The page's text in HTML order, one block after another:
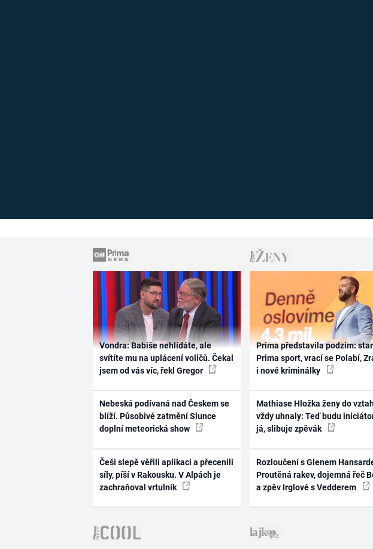
Vondra: Babiše nehlídáte, ale
svítíte mu na uplácení voličů. Čekal
jsem od vás víc, řekl Gregor
Nebeská podívaná nad Českem se
blíží. Působivé zatmění Slunce
doplní meteorická show
Češi slepě věřili aplikaci a přecenili
síly, píší v Rakousku. V Alpách je
zachraňoval vrtulník
Prima představila podzim:
Prima sport, vrací se Polabí,
i nové kriminálky
Mathiase Hložka ženy do
vždy uhnaly: Teď budu
já, slibuje zpěvák
Rozloučení s Glenem
Proutěná rakev, dojemná řeč
a zpěv Irglové s Vedderem